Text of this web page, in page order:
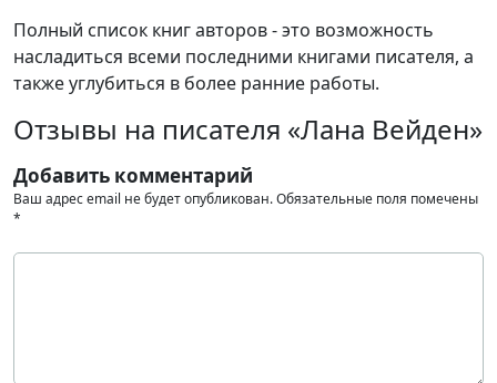
Полный список книг авторов - это возможность
насладиться всеми последними книгами писателя, а
также углубиться в более ранние работы.
Отзывы на писателя «Лана Вейден»
Добавить комментарий
Ваш адрес email не будет опубликован.Обязательные поля помечены
*